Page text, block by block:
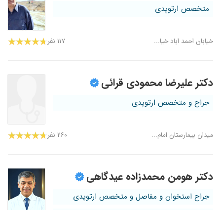
متخصص ارتوپدی
خیابان احمد اباد خیا... ۱۱۷ نفر
دکتر علیرضا محمودی قرائی
جراح و متخصص ارتوپدی
میدان بیمارستان امام... ۲۶۰ نفر
دکتر هومن محمدزاده عیدگاهی
جراح استخوان و مفاصل و متخصص ارتوپدی